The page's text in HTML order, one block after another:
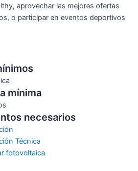
, aprovechar las mejores ofertas
, o participar en eventos deportivos
mínima
necesarios
Técnica
fotovoltaica